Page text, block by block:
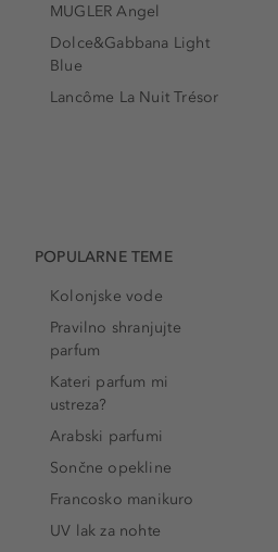
MUGLER Angel
Dolce&Gabbana Light
Blue
Lancôme La Nuit Trésor
POPULARNE TEME
Kolonjske vode
Pravilno shranjujte
parfum
Kateri parfum mi
ustreza?
Arabski parfumi
Sončne opekline
Francosko manikuro
UV lak za nohte